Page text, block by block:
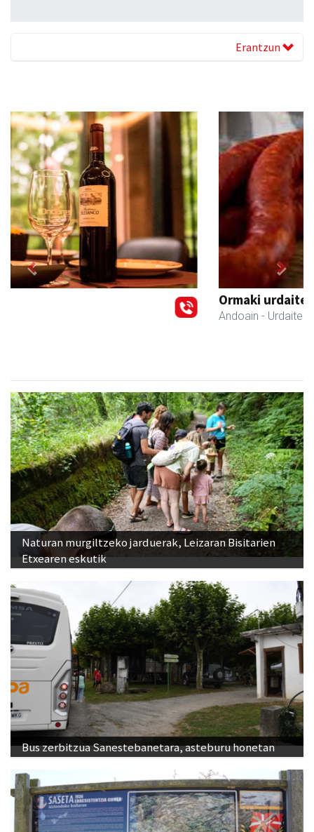
Erantzun
Previous Next
Naturan murgiltzeko jarduerak, Leizaran Bisitarien
Etxearen eskutik
Bus zerbitzua Sanestebanetara, asteburu honetan